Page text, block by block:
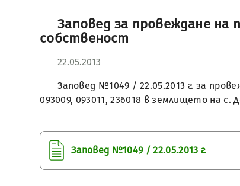
Заповед за провеждане на
собственост
22.05.2013
Заповед №1049 / 22.05.2013 г. за
093009, 093011, 236018 в землището на с.
Заповед №1049 / 22.05.2013 г.